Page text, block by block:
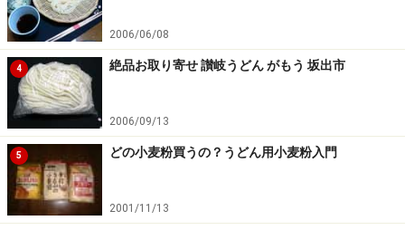
延し(のし)
延しの最初
いよいようどん作りの醍醐味延しに入る。団子の表面は
より滑らかになっているはず。しっとりと水分が行き渡
っています。
まずは縦方向で小判型に延す。
2006/06/08
4 絶品お取り寄せ 讃岐うどん がもう 坂出市
2006/09/13
5 どの小麦粉買うの？うどん用小麦粉入門
2001/11/13